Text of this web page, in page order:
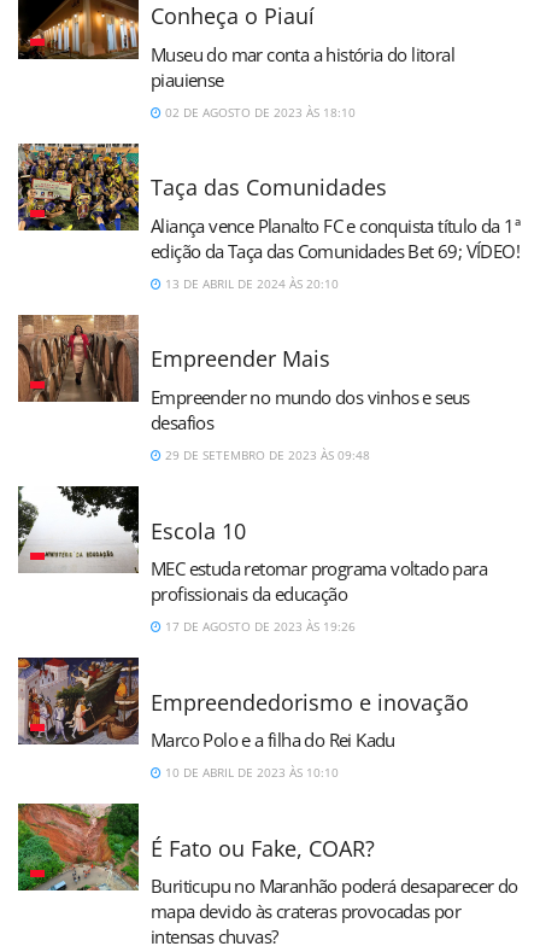
Conheça o Piauí
Museu do mar conta a história do litoral
piauiense
02 DE AGOSTO DE 2023 ÀS 18:10
Taça das Comunidades
Aliança vence Planalto FC e conquista título da 1ª
edição da Taça das Comunidades Bet 69; VÍDEO!
13 DE ABRIL DE 2024 ÀS 20:10
Empreender Mais
Empreender no mundo dos vinhos e seus
desafios
29 DE SETEMBRO DE 2023 ÀS 09:48
Escola 10
MEC estuda retomar programa voltado para
profissionais da educação
17 DE AGOSTO DE 2023 ÀS 19:26
Empreendedorismo e inovação
Marco Polo e a filha do Rei Kadu
10 DE ABRIL DE 2023 ÀS 10:10
É Fato ou Fake, COAR?
Buriticupu no Maranhão poderá desaparecer do
mapa devido às crateras provocadas por
intensas chuvas?